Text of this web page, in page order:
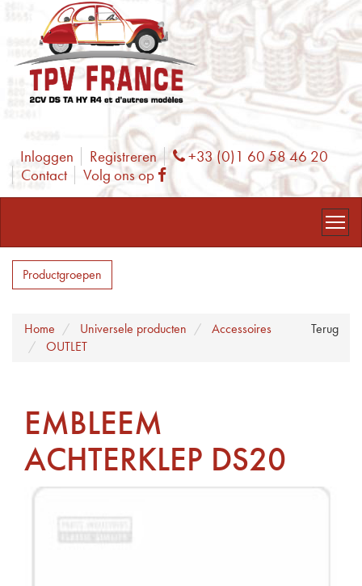
Inloggen Registreren Phone
+33 (0)1 60 58 46 20
Contact
Volg ons op Facebook
Productgroepen
Terug
Home Universele producten
Accessoires
OUTLET
EMBLEEM
ACHTERKLEP DS20